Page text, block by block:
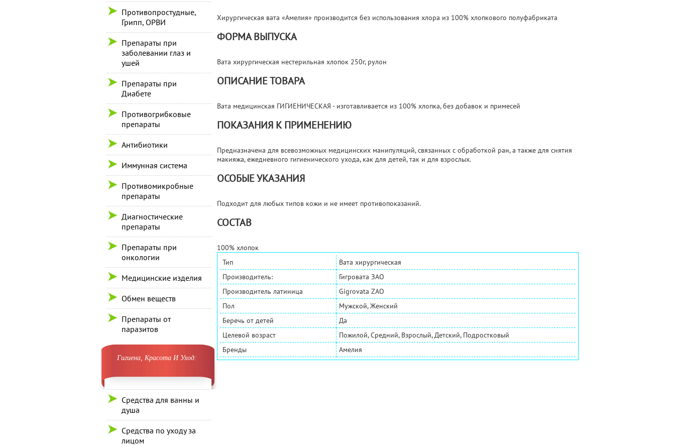
Противопростудные,
Грипп, ОРВИ
Препараты при
заболевании глаз и
ушей
Препараты при
Диабете
Противогрибковые
препараты
Антибиотики
Иммунная система
Противомикробные
препараты
Диагностические
препараты
Препараты при
онкологии
Медицинские изделия
Обмен веществ
Препараты от
паразитов
Гигиена, Красота И Уход:
Средства для ванны и
душа
Средства по уходу за
лицом
Хирургическая вата «Амелия» производится без использования хлора из 100% хлопкового полуфабриката
ФОРМА ВЫПУСКА
Вата хирургическая нестерильная хлопок 250г, рулон
ОПИСАНИЕ ТОВАРА
Вата медицинская ГИГИЕНИЧЕСКАЯ - изготавливается из 100% хлопка, без добавок и примесей
ПОКАЗАНИЯ К ПРИМЕНЕНИЮ
Предназначена для всевозможных медицинских манипуляций, связанных с обработкой ран, а также для снятия
макияжа, ежедневного гигиенического ухода, как для детей, так и для взрослых.
ОСОБЫЕ УКАЗАНИЯ
Подходит для любых типов кожи и не имеет противопоказаний.
СОСТАВ
100% хлопок
Тип
Вата хирургическая
Производитель:
Гигровата ЗАО
Производитель латиница
Gigrovata ZAO
Пол
Мужской, Женский
Беречь от детей
Да
Целевой возраст
Пожилой, Средний, Взрослый, Детский, Подростковый
Бренды
Амелия